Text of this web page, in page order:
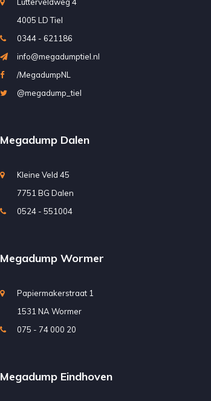
4005 LD Tiel
0344 - 621186
info@megadumptiel.nl
/MegadumpNL
@megadump_tiel
Megadump Dalen
Kleine Veld 45
7751 BG Dalen
0524 - 551004
Megadump Wormer
Papiermakerstraat 1
1531 NA Wormer
075 - 74 000 20
Megadump Eindhoven